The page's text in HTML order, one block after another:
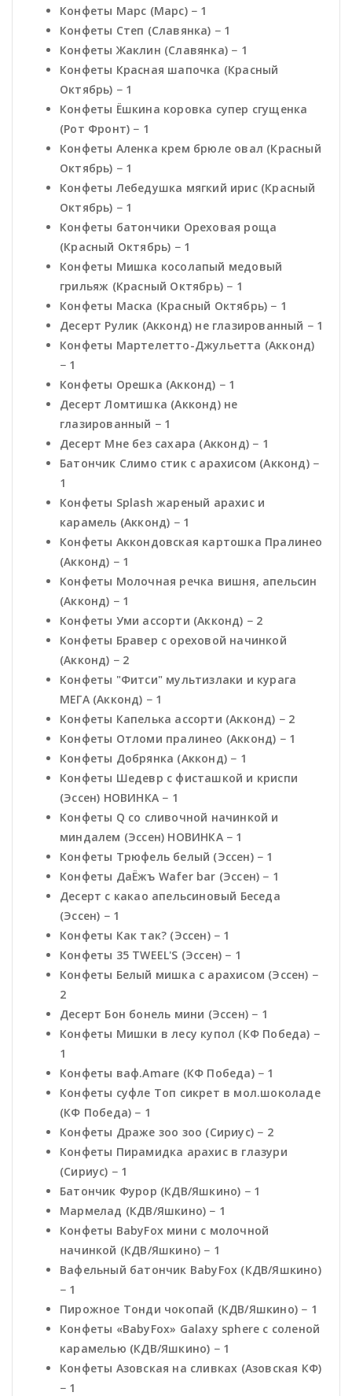
Конфеты Марс (Марс) − 1
Конфеты Степ (Славянка) − 1
Конфеты Жаклин (Славянка) − 1
Конфеты Красная шапочка (Красный
Октябрь) − 1
Конфеты Ёшкина коровка супер сгущенка
(Рот Фронт) − 1
Конфеты Аленка крем брюле овал (Красный
Октябрь) − 1
Конфеты Лебедушка мягкий ирис (Красный
Октябрь) − 1
Конфеты батончики Ореховая роща
(Красный Октябрь) − 1
Конфеты Мишка косолапый медовый
грильяж (Красный Октябрь) − 1
Конфеты Маска (Красный Октябрь) − 1
Десерт Рулик (Акконд) не глазированный − 1
Конфеты Мартелетто-Джульетта (Акконд)
− 1
Конфеты Орешка (Акконд) − 1
Десерт Ломтишка (Акконд) не
глазированный − 1
Десерт Мне без сахара (Акконд) − 1
Батончик Слимо стик с арахисом (Акконд) −
1
Конфеты Splash жареный арахис и
карамель (Акконд) − 1
Конфеты Аккондовская картошка Пралинео
(Акконд) − 1
Конфеты Молочная речка вишня, апельсин
(Акконд) − 1
Конфеты Уми ассорти (Акконд) − 2
Конфеты Бравер с ореховой начинкой
(Акконд) − 2
Конфеты "Фитси" мультизлаки и курага
МЕГА (Акконд) − 1
Конфеты Капелька ассорти (Акконд) − 2
Конфеты Отломи пралинео (Акконд) − 1
Конфеты Добрянка (Акконд) − 1
Конфеты Шедевр с фисташкой и криспи
(Эссен) НОВИНКА − 1
Конфеты Q со сливочной начинкой и
миндалем (Эссен) НОВИНКА − 1
Конфеты Трюфель белый (Эссен) − 1
Конфеты ДаЁжъ Wafer bar (Эссен) − 1
Десерт с какао апельсиновый Беседа
(Эссен) − 1
Конфеты Как так? (Эссен) − 1
Конфеты 35 TWEEL'S (Эссен) − 1
Конфеты Белый мишка с арахисом (Эссен) −
2
Десерт Бон бонель мини (Эссен) − 1
Конфеты Мишки в лесу купол (КФ Победа) −
1
Конфеты ваф.Amare (КФ Победа) − 1
Конфеты суфле Топ сикрет в мол.шоколаде
(КФ Победа) − 1
Конфеты Драже зоо зоо (Сириус) − 2
Конфеты Пирамидка арахис в глазури
(Сириус) − 1
Батончик Фурор (КДВ/Яшкино) − 1
Мармелад (КДВ/Яшкино) − 1
Конфеты BabyFox мини с молочной
начинкой (КДВ/Яшкино) − 1
Вафельный батончик BabyFox (КДВ/Яшкино)
− 1
Пирожное Тонди чокопай (КДВ/Яшкино) − 1
Конфеты «BabyFox» Galaxy sphere с соленой
карамелью (КДВ/Яшкино) − 1
Конфеты Азовская на сливках (Азовская КФ)
− 1